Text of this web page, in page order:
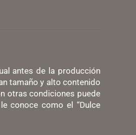
antes de la producción
tamaño y alto contenido
otras condiciones puede
conoce como el “Dulce